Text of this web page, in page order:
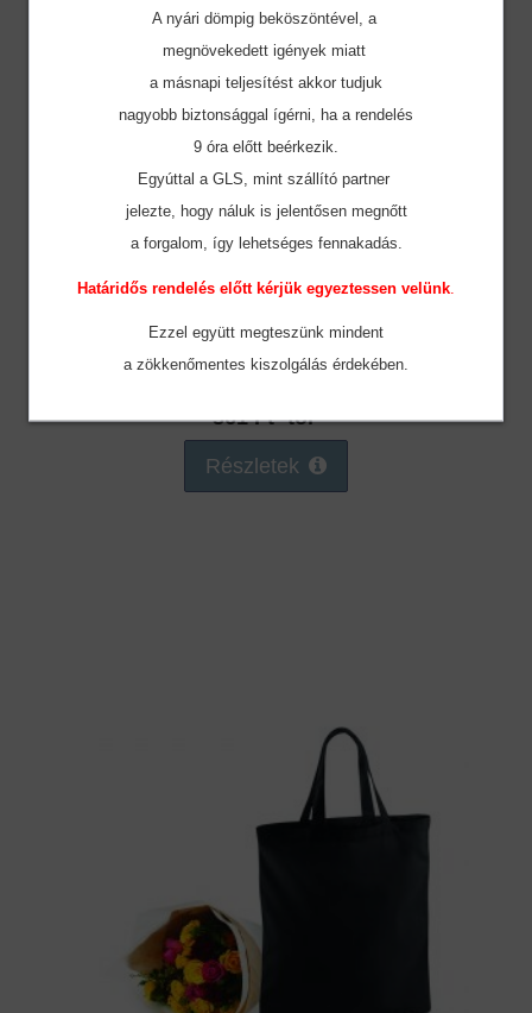
W101
Westford Mill Bag for Life - Hosszú Fülű
561 Ft -tól
Részletek
A nyári dömpig beköszöntével, a
megnövekedett igények miatt
a másnapi teljesítést akkor tudjuk
nagyobb biztonsággal ígérni, ha a rendelés
9 óra előtt beérkezik.
Egyúttal a GLS, mint szállító partner
jelezte, hogy náluk is jelentősen megnőtt
a forgalom, így lehetséges fennakadás.
Határidős rendelés előtt kérjük egyeztessen velünk
Ezzel együtt megteszünk mindent
a zökkenőmentes kiszolgálás érdekében.